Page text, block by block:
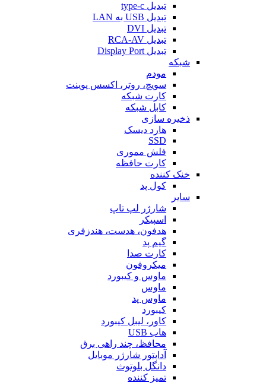
تبدیل type-c
تبدیل USB به LAN
تبدیل DVI
تبدیل RCA-AV
تبدیل Display Port
شبکه
مودم
سویچ، روتر، اکسس پوینت
کارت شبکه
کابل شبکه
ذخیره سازی
هارد دیسک
SSD
فلش مموری
کارت حافظه
خنک کننده
کول پد
سایر
شارژر لپ تاپ
اسپیکر
هدفون، هدست، هندزفری
گیم پد
کارت صدا
میکروفون
ماوس و کیبورد
ماوس
ماوس پد
کیبورد
کاور، لیبل کیبورد
هاب USB
محافظ، چند راهی برق
آداپتور شارژر موبایل
دانگل بلوتوث
تمیز کننده